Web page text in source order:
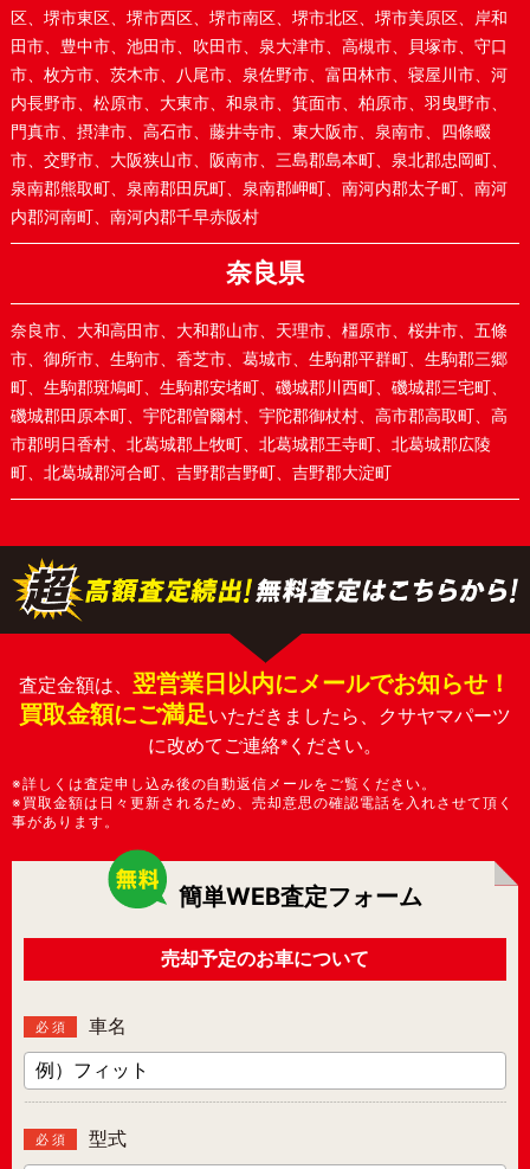
区、堺市東区、堺市西区、堺市南区、堺市北区、堺市美原区、岸和
田市、豊中市、池田市、吹田市、泉大津市、高槻市、貝塚市、守口
市、枚方市、茨木市、八尾市、泉佐野市、富田林市、寝屋川市、河
内長野市、松原市、大東市、和泉市、箕面市、柏原市、羽曳野市、
門真市、摂津市、高石市、藤井寺市、東大阪市、泉南市、四條畷
市、交野市、大阪狭山市、阪南市、三島郡島本町、泉北郡忠岡町、
泉南郡熊取町、泉南郡田尻町、泉南郡岬町、南河内郡太子町、南河
内郡河南町、南河内郡千早赤阪村
奈良県
奈良市、大和高田市、大和郡山市、天理市、橿原市、桜井市、五條
市、御所市、生駒市、香芝市、葛城市、生駒郡平群町、生駒郡三郷
町、生駒郡斑鳩町、生駒郡安堵町、磯城郡川西町、磯城郡三宅町、
磯城郡田原本町、宇陀郡曽爾村、宇陀郡御杖村、高市郡高取町、高
市郡明日香村、北葛城郡上牧町、北葛城郡王寺町、北葛城郡広陵
町、北葛城郡河合町、吉野郡吉野町、吉野郡大淀町
査定金額は、 翌営業日以内にメールでお知らせ！
買取金額にご満足いただきましたら、クサヤマパーツ
に改めてご連絡※ ください。
※詳しくは査定申し込み後の自動返信メールをご覧ください。
※買取金額は日々更新されるため、売却意思の確認電話を入れさせて頂く
事があります。
簡単WEB査定フォーム
売却予定のお車について
必 須 車名
必 須 型式